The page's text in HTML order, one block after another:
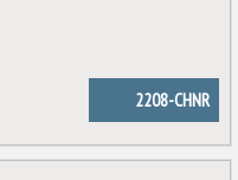
2208-CHNR